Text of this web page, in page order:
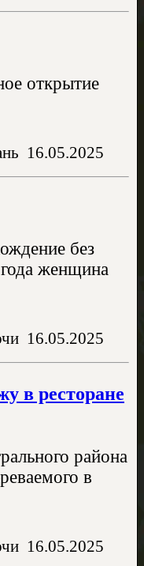
открытие
16.05.2025
без
женщина
16.05.2025
в ресторане
района
в
16.05.2025